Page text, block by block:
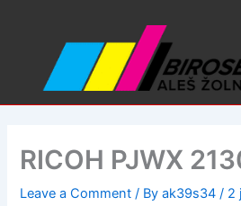
RICOH PJWX
Leave a Comment / Byak39s34/ 2